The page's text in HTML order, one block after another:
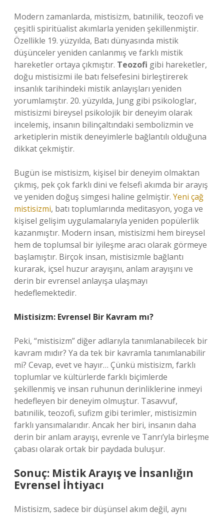
Modern zamanlarda, mistisizm, batınilik, teozofi ve
çeşitli spiritüalist akımlarla yeniden şekillenmiştir.
Özellikle 19. yüzyılda, Batı dünyasında mistik
düşünceler yeniden canlanmış ve farklı mistik
hareketler ortaya çıkmıştır. Teozofi gibi hareketler,
doğu mistisizmi ile batı felsefesini birleştirerek
insanlık tarihindeki mistik anlayışları yeniden
yorumlamıştır. 20. yüzyılda, Jung gibi psikologlar,
mistisizmi bireysel psikolojik bir deneyim olarak
incelemiş, insanın bilinçaltındaki sembolizmin ve
arketiplerin mistik deneyimlerle bağlantılı olduğuna
dikkat çekmiştir.
Bugün ise mistisizm, kişisel bir deneyim olmaktan
çıkmış, pek çok farklı dini ve felsefi akımda bir arayış
ve yeniden doğuş simgesi haline gelmiştir. Yeni çağ
mistisizmi, batı toplumlarında meditasyon, yoga ve
kişisel gelişim uygulamalarıyla yeniden popülerlik
kazanmıştır. Modern insan, mistisizmi hem bireysel
hem de toplumsal bir iyileşme aracı olarak görmeye
başlamıştır. Birçok insan, mistisizmle bağlantı
kurarak, içsel huzur arayışını, anlam arayışını ve
derin bir evrensel anlayışa ulaşmayı
hedeflemektedir.
Mistisizm: Evrensel Bir Kavram mı?
Peki, “mistisizm” diğer adlarıyla tanımlanabilecek bir
kavram mıdır? Ya da tek bir kavramla tanımlanabilir
mi? Cevap, evet ve hayır… Çünkü mistisizm, farklı
toplumlar ve kültürlerde farklı biçimlerde
şekillenmiş ve insan ruhunun derinliklerine inmeyi
hedefleyen bir deneyim olmuştur. Tasavvuf,
batınilik, teozofi, sufizm gibi terimler, mistisizmin
farklı yansımalarıdır. Ancak her biri, insanın daha
derin bir anlam arayışı, evrenle ve Tanrı’yla birleşme
çabası olarak ortak bir paydada buluşur.
Sonuç: Mistik Arayış ve İnsanlığın
Evrensel İhtiyacı
Mistisizm, sadece bir düşünsel akım değil, aynı